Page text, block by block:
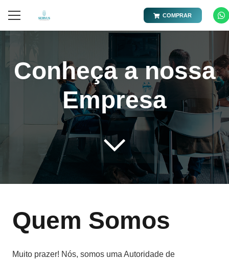
COMPRAR
Conheça a nossa
Empresa
Quem Somos
Muito prazer! Nós, somos uma Autoridade de